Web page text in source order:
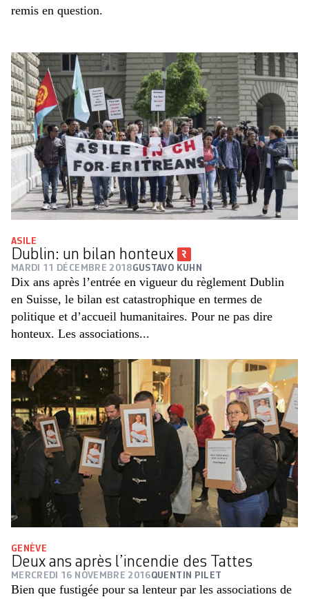
remis en question.
ASILE
Dublin: un bilan honteux
MARDI 11 DÉCEMBRE 2018GUSTAVO KUHN
Dix ans après l’entrée en vigueur du règlement Dublin
en Suisse, le bilan est catastrophique en termes de
politique et d’accueil humanitaires. Pour ne pas dire
honteux. Les associations...
GENÈVE
Deux ans après l’incendie des Tattes
MERCREDI 16 NOVEMBRE 2016QUENTIN PILET
Bien que fustigée pour sa lenteur par les associations de